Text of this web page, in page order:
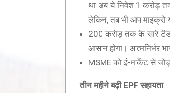
था अब ये निवेश 1 करोड़
लेकिन, तब भी आप
200 करोड़ तक के सारे
आसान होगा। आत्मनिर्भर
MSME को ई-मार्केट से
तीन महीने बढ़ी EPFसहायता